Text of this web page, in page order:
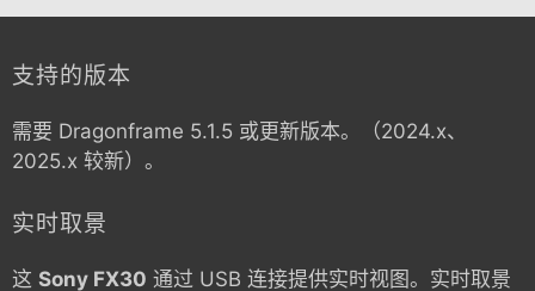
支持的版本
需要 Dragonframe 5.1.5 或更新版本。（2024.x、
2025.x 较新）。
实时取景
这 Sony FX30 通过 USB 连接提供实时视图。实时取景